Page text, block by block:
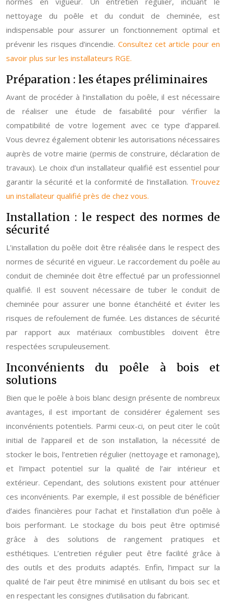
nettoyage du poêle et du conduit de cheminée, est
indispensable pour assurer un fonctionnement optimal et
prévenir les risques d’incendie. Consultez cet article pour en
savoir plus sur les installateurs RGE.
Préparation : les étapes préliminaires
Avant de procéder à l’installation du poêle, il est nécessaire
de réaliser une étude de faisabilité pour vérifier la
compatibilité de votre logement avec ce type d’appareil.
Vous devrez également obtenir les autorisations nécessaires
auprès de votre mairie (permis de construire, déclaration de
travaux). Le choix d’un installateur qualifié est essentiel pour
garantir la sécurité et la conformité de l’installation. Trouvez
un installateur qualifié près de chez vous.
Installation : le respect des normes de
sécurité
L’installation du poêle doit être réalisée dans le respect des
normes de sécurité en vigueur. Le raccordement du poêle au
conduit de cheminée doit être effectué par un professionnel
qualifié. Il est souvent nécessaire de tuber le conduit de
cheminée pour assurer une bonne étanchéité et éviter les
risques de refoulement de fumée. Les distances de sécurité
par rapport aux matériaux combustibles doivent être
respectées scrupuleusement.
Inconvénients du poêle à bois et
solutions
Bien que le poêle à bois blanc design présente de nombreux
avantages, il est important de considérer également ses
inconvénients potentiels. Parmi ceux-ci, on peut citer le coût
initial de l’appareil et de son installation, la nécessité de
stocker le bois, l’entretien régulier (nettoyage et ramonage),
et l’impact potentiel sur la qualité de l’air intérieur et
extérieur. Cependant, des solutions existent pour atténuer
ces inconvénients. Par exemple, il est possible de bénéficier
d’aides financières pour l’achat et l’installation d’un poêle à
bois performant. Le stockage du bois peut être optimisé
grâce à des solutions de rangement pratiques et
esthétiques. L’entretien régulier peut être facilité grâce à
des outils et des produits adaptés. Enfin, l’impact sur la
qualité de l’air peut être minimisé en utilisant du bois sec et
en respectant les consignes d’utilisation du fabricant.